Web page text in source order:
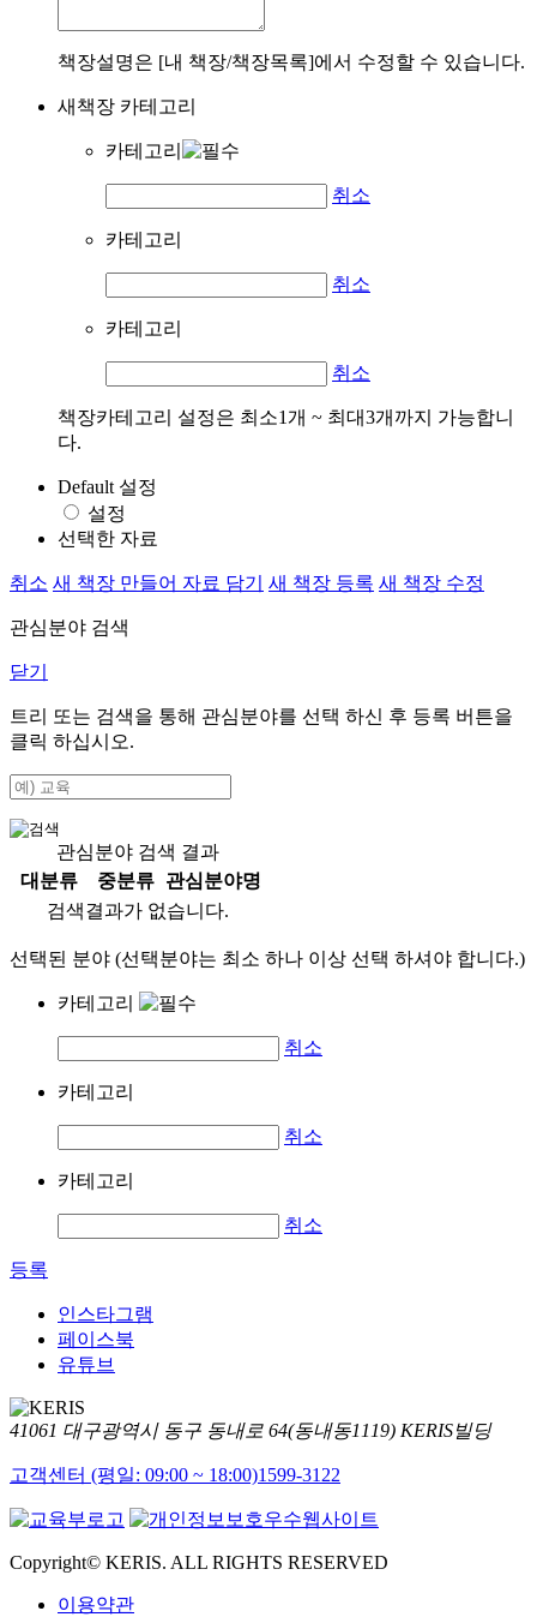
책장설명은 [내 책장/책장목록]에서 수정할 수 있습니다.
새책장 카테고리
카테고리
취소
카테고리
취소
카테고리
취소
책장카테고리 설정은 최소1개 ~ 최대3개까지 가능합니
다.
Default 설정
설정
선택한 자료
취소 새 책장 만들어 자료 담기 새 책장 등록 새 책장 수정
관심분야 검색
닫기
트리 또는 검색을 통해 관심분야를 선택 하신 후 등록 버튼을
클릭 하십시오.
관심분야 검색 결과
대분류
중분류
관심분야명
검색결과가 없습니다.
선택된 분야 (선택분야는 최소 하나 이상 선택 하셔야 합니다.)
카테고리
취소
카테고리
취소
카테고리
취소
등록
인스타그램
페이스북
유튜브
41061 대구광역시 동구 동내로 64(동내동1119) KERIS빌딩
고객센터 (평일: 09:00 ~ 18:00)1599-3122
Copyright© KERIS. ALL RIGHTS RESERVED
이용약관